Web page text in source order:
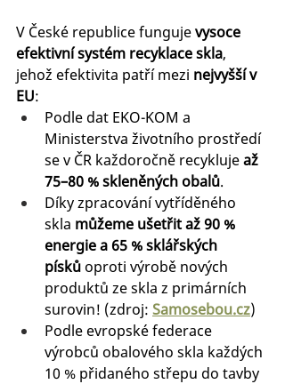
V České republice funguje vysoce
efektivní systém recyklace skla,
jehož efektivita patří mezi nejvyšší v
EU:
Podle dat EKO-KOM a
Ministerstva životního prostředí
se v ČR každoročně recykluje až
75–80 % skleněných obalů.
Díky zpracování vytříděného
skla můžeme ušetřit až 90 %
energie a 65 % sklářských
písků oproti výrobě nových
produktů ze skla z primárních
surovin! (zdroj: Samosebou.cz)
Podle evropské federace
výrobců obalového skla každých
10 % přidaného střepu do tavby